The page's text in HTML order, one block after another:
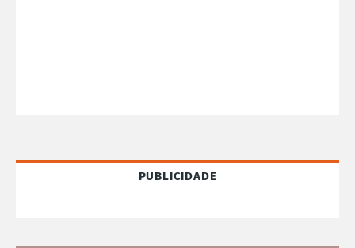
PUBLICIDADE